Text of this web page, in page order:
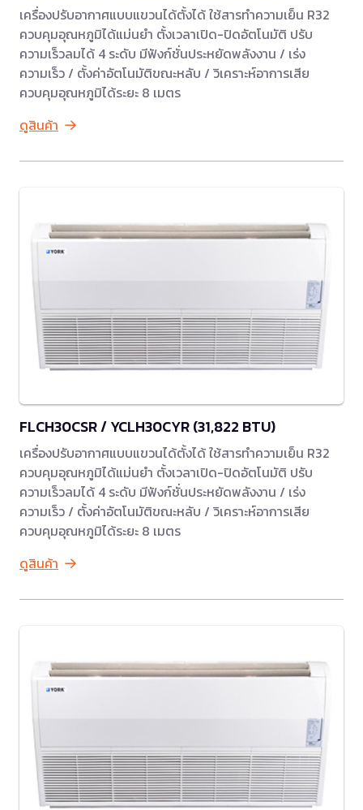
เครื่องปรับอากาศแบบแขวนได้ตั้งได้ ใช้สารทำความเย็น R32
ควบคุมอุณหภูมิได้แม่นยำ ตั้งเวลาเปิด-ปิดอัตโนมัติ ปรับ
ความเร็วลมได้ 4 ระดับ มีฟังก์ชั่นประหยัดพลังงาน / เร่ง
ความเร็ว / ตั้งค่าอัตโนมัติขณะหลับ / วิเคราะห์อาการเสีย
ควบคุมอุณหภูมิได้ระยะ 8 เมตร
ดูสินค้า
FLCH30CSR / YCLH30CYR (31,822 BTU)
เครื่องปรับอากาศแบบแขวนได้ตั้งได้ ใช้สารทำความเย็น R32
ควบคุมอุณหภูมิได้แม่นยำ ตั้งเวลาเปิด-ปิดอัตโนมัติ ปรับ
ความเร็วลมได้ 4 ระดับ มีฟังก์ชั่นประหยัดพลังงาน / เร่ง
ความเร็ว / ตั้งค่าอัตโนมัติขณะหลับ / วิเคราะห์อาการเสีย
ควบคุมอุณหภูมิได้ระยะ 8 เมตร
ดูสินค้า